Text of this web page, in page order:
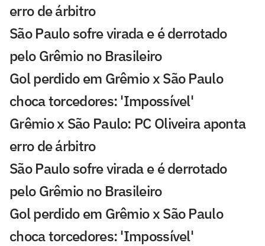
erro de árbitro
São Paulo sofre virada e é derrotado
pelo Grêmio no Brasileiro
Gol perdido em Grêmio x São Paulo
choca torcedores: 'Impossível'
Grêmio x São Paulo: PC Oliveira aponta
erro de árbitro
São Paulo sofre virada e é derrotado
pelo Grêmio no Brasileiro
Gol perdido em Grêmio x São Paulo
choca torcedores: 'Impossível'